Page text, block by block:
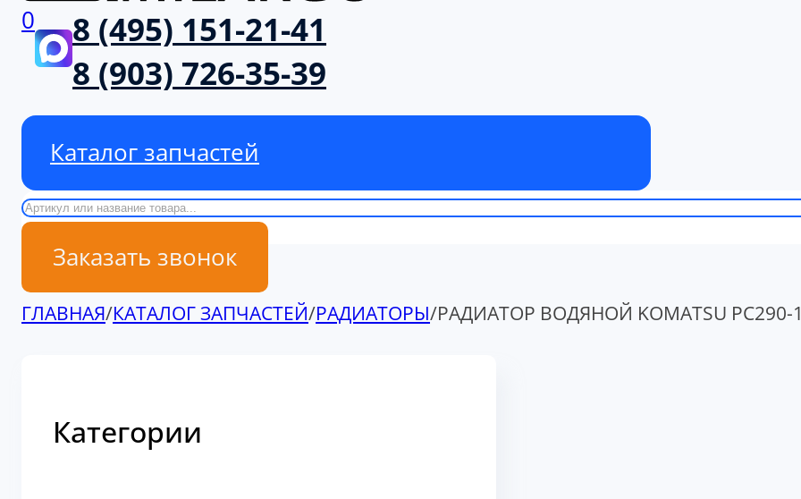
0
8 (495) 151-21-41
8 (903) 726-35-39
Каталог запчастей
Поиск
Заказать звонок
ГЛАВНАЯ/КАТАЛОГ ЗАПЧАСТЕЙ/РАДИАТОРЫ/РАДИАТОР ВОДЯНОЙ KOMATSU PC290-
Категории